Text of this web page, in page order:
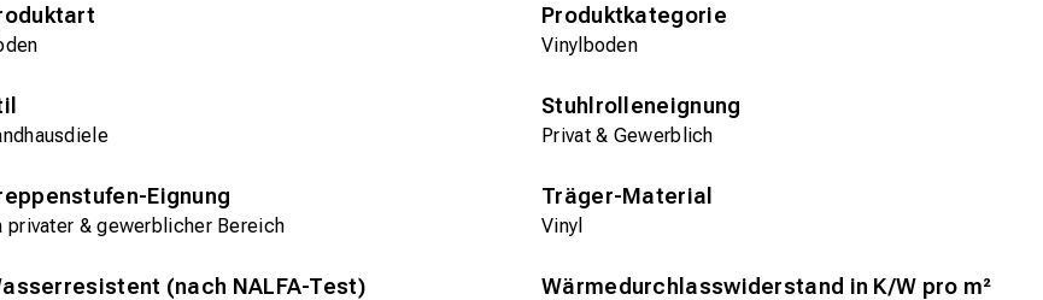
Produktkategorie
Vinylboden
Stuhlrolleneignung
Privat & Gewerblich
Eignung
privater & gewerblicher Bereich
Träger-Material
Vinyl
(nach NALFA-Test) Wärmedurchlasswiderstand in K/W pro m²